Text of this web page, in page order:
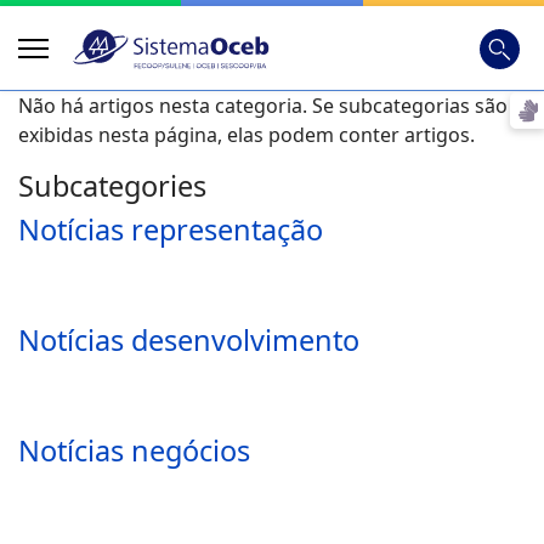
Busca
Não há artigos nesta categoria. Se subcategorias são
exibidas nesta página, elas podem conter artigos.
Subcategories
Notícias representação
Notícias desenvolvimento
Notícias negócios